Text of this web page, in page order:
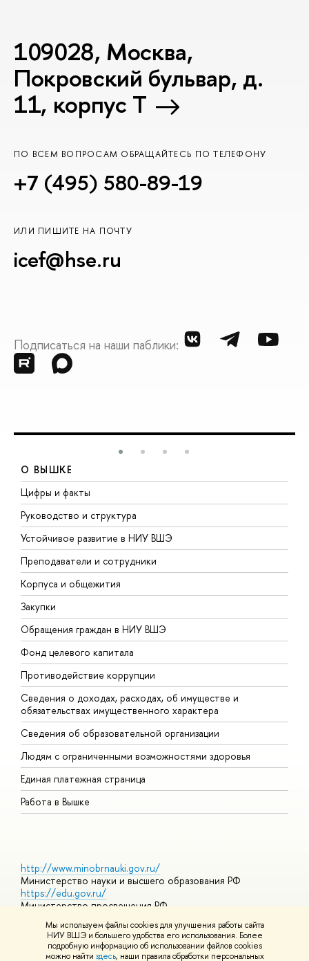
Мы используем файлы cookies для улучшения работы сайта
НИУ ВШЭ и большего удобства его использования. Более
подробную информацию об использовании файлов cookies
можно найти здесь, наши правила обработки персональных
109028, Москва,
Покровский бульвар, д.
11, корпус T
ПО ВСЕМ ВОПРОСАМ ОБРАЩАЙТЕСЬ ПО ТЕЛЕФОНУ
+7 (495) 580-89-19
ИЛИ ПИШИТЕ НА ПОЧТУ
icef@hse.ru
Подписаться на наши паблики:
О ВЫШКЕ
Цифры и факты
Руководство и структура
Устойчивое развитие в НИУ ВШЭ
Преподаватели и сотрудники
Корпуса и общежития
Закупки
Обращения граждан в НИУ ВШЭ
Фонд целевого капитала
Противодействие коррупции
Сведения о доходах, расходах, об имуществе и
обязательствах имущественного характера
Сведения об образовательной организации
Людям с ограниченными возможностями здоровья
Единая платежная страница
Работа в Вышке
http://www.minobrnauki.gov.ru/
Министерство науки и высшего образования РФ
https://edu.gov.ru/
Министерство просвещения РФ
https://elearning.hse.ru/mooc
Массовые открытые онлайн-курсы